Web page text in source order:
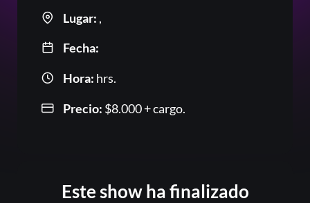
Lugar: ,
Fecha:
Hora: hrs.
Precio: $8.000+ cargo.
Este show ha finalizado